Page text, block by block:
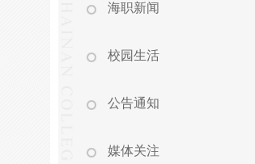
海职新闻
校园生活
公告通知
媒体关注